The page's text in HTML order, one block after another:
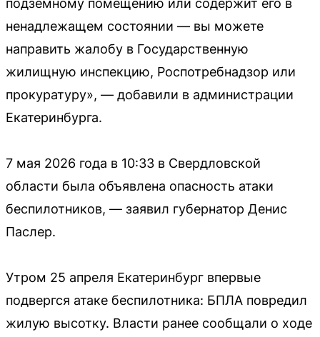
ненадлежащем состоянии — вы можете
направить жалобу в Государственную
жилищную инспекцию, Роспотребнадзор или
прокуратуру», — добавили в администрации
Екатеринбурга.
7 мая 2026 года в 10:33 в Свердловской
области была объявлена опасность атаки
беспилотников, — заявил губернатор Денис
Паслер.
Утром 25 апреля Екатеринбург впервые
подвергся атаке беспилотника: БПЛА повредил
жилую высотку. Власти ранее сообщали о ходе